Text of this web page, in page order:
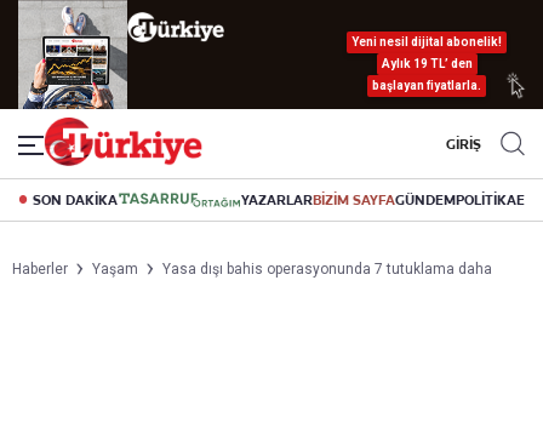
Yeni nesil dijital abonelik!
Aylık 19 TL’ den
başlayan fiyatlarla.
GİRİŞ
SON DAKİKA YAZARLARBİZİM SAYFAGÜNDEMPOLİTİKA
Haberler Yaşam Yasa dışı bahis operasyonunda 7 tutuklama daha